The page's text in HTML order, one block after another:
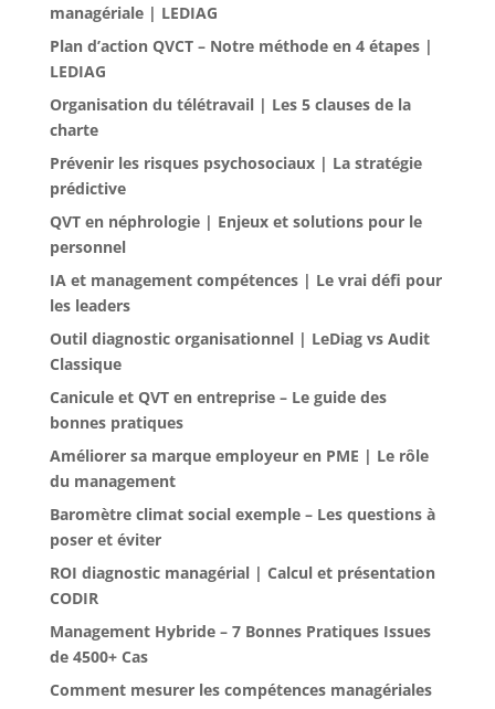
managériale | LEDIAG
Plan d’action QVCT – Notre méthode en 4 étapes |
LEDIAG
Organisation du télétravail | Les 5 clauses de la
charte
Prévenir les risques psychosociaux | La stratégie
prédictive
QVT en néphrologie | Enjeux et solutions pour le
personnel
IA et management compétences | Le vrai défi pour
les leaders
Outil diagnostic organisationnel | LeDiag vs Audit
Classique
Canicule et QVT en entreprise – Le guide des
bonnes pratiques
Améliorer sa marque employeur en PME | Le rôle
du management
Baromètre climat social exemple – Les questions à
poser et éviter
ROI diagnostic managérial | Calcul et présentation
CODIR
Management Hybride – 7 Bonnes Pratiques Issues
de 4500+ Cas
Comment mesurer les compétences managériales